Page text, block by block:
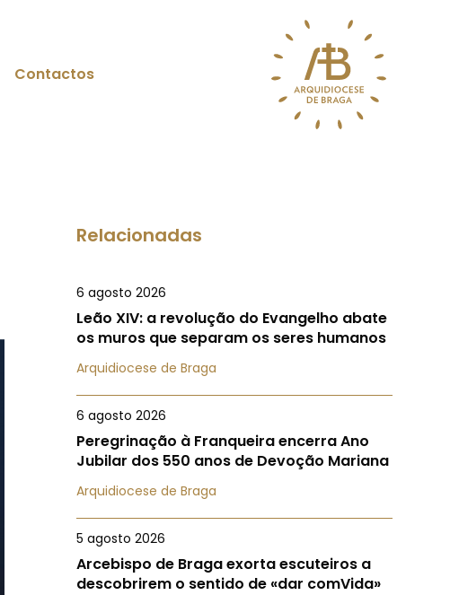
Contactos
Relacionadas
6 agosto 2026
Leão XIV: a revolução do Evangelho abate
os muros que separam os seres humanos
Arquidiocese de Braga
6 agosto 2026
Peregrinação à Franqueira encerra Ano
Jubilar dos 550 anos de Devoção Mariana
Arquidiocese de Braga
5 agosto 2026
Arcebispo de Braga exorta escuteiros a
descobrirem o sentido de «dar comVida»